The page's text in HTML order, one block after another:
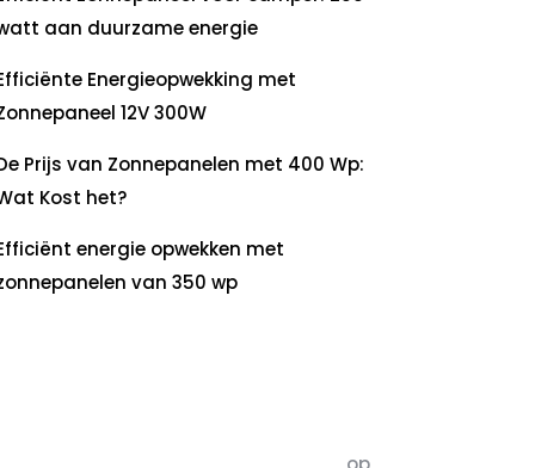
aan duurzame energie
Energieopwekking met
12V 300W
Prijs van Zonnepanelen met 400 Wp:
Kost het?
energie opwekken met
van 350 wp